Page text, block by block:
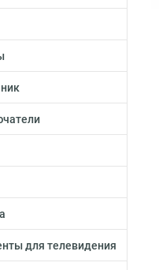
для телевидения